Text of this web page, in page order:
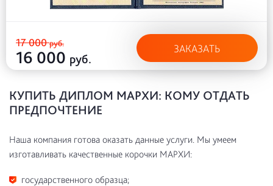
17 000руб.
16 000 руб.
ЗАКАЗАТЬ
КУПИТЬ ДИПЛОМ МАРХИ: КОМУ ОТДАТЬ
ПРЕДПОЧТЕНИЕ
Наша компания готова оказать данные услуги. Мы умеем
изготавливать качественные корочки МАРХИ:
государственного образца;